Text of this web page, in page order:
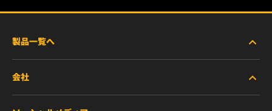
製品一覧へ
商用車および建機・農機・産業用途車両
会社